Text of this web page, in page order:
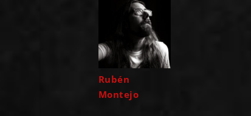
Rubén
Montejo